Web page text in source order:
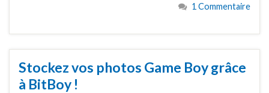
1 Commentaire
Stockez vos photos Game Boy grâce
à BitBoy !